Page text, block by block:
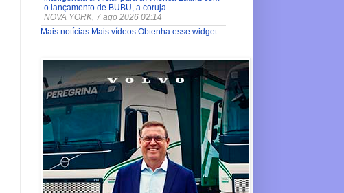
o lançamento de BUBU, a coruja
NOVA YORK, 7 ago 2026 02:14
Mais notícias Mais vídeos Obtenha esse widget